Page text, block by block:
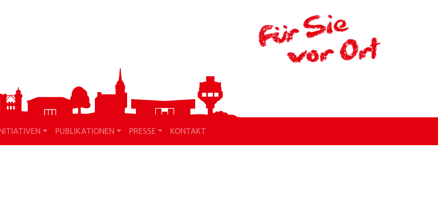
PUBLIKATIONEN PRESSE KONTAKT